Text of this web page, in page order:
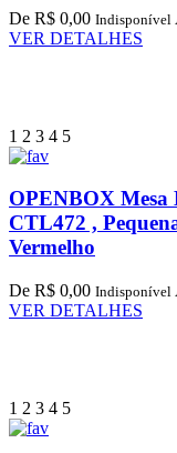
De R$ 0,00 Indisponível
VER DETALHES
1 2 3 4 5
OPENBOX Mesa
CTL472 ,
Vermelho
De R$ 0,00 Indisponível
VER DETALHES
1 2 3 4 5